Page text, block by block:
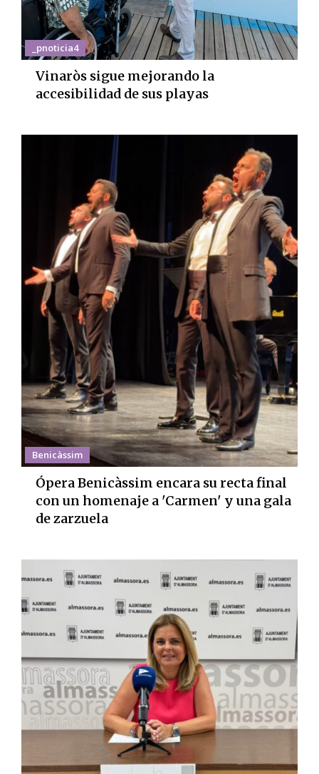
_pnoticia4
Vinaròs sigue mejorando la
accesibilidad de sus playas
Benicàssim
Ópera Benicàssim encara su recta final
con un homenaje a 'Carmen' y una gala
de zarzuela